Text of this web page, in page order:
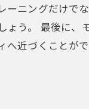
ーニングだけで
ょう。 最後に、
近づくことがで